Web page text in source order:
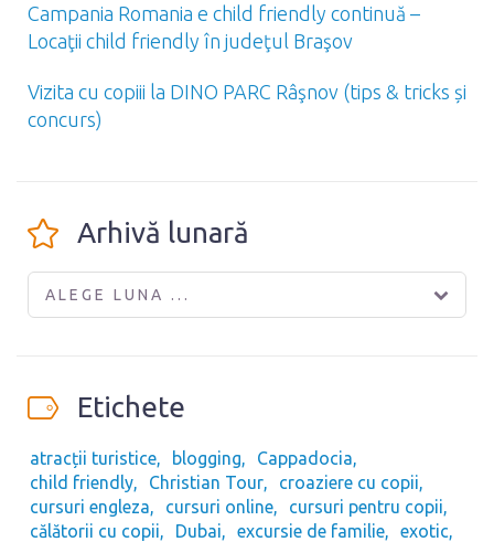
Campania Romania e child friendly continuă –
Locaţii child friendly în judeţul Braşov
Vizita cu copiii la DINO PARC Râşnov (tips & tricks și
concurs)
Arhivă lunară
ALEGE LUNA ...
Etichete
atracții turistice blogging
Cappadocia
child friendly
Christian Tour
croaziere cu copii
cursuri engleza
cursuri online
cursuri pentru copii
călătorii cu copii
Dubai excursie de familie
exotic